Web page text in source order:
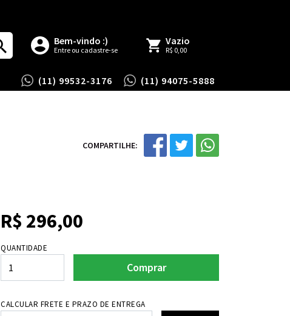
Bem-vindo :)
Entre ou cadastre-se
Vazio
R$ 0,00
(11) 99532-3176 (11) 94075-5888
COMPARTILHE:
R$ 296,00
QUANTIDADE
Comprar
CALCULAR FRETE E PRAZO DE ENTREGA